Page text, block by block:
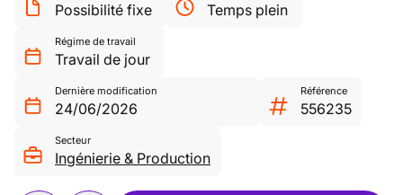
Possibilité fixe Temps plein
Régime de travail
Travail de jour
Dernière modification
24/06/2026
Référence
556235
Secteur
Ingénierie & Production